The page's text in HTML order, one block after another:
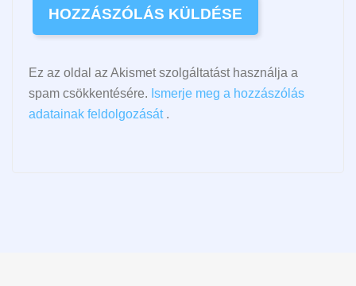
Ez az oldal az Akismet szolgáltatást használja a
spam csökkentésére. Ismerje meg a hozzászólás
adatainak feldolgozását.